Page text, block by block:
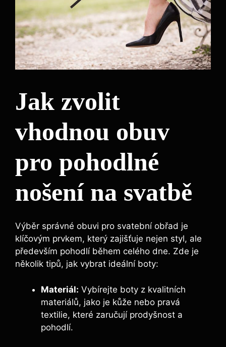
Jak zvolit
vhodnou obuv
pro ⁤pohodlné
nošení na svatbě
Výběr správné obuvi pro svatební obřad je
klíčovým prvkem, který zajišťuje nejen styl, ale
především pohodlí během celého dne. Zde je
několik tipů, jak vybrat ideální‌ boty:
Materiál: Vybírejte boty z kvalitních
⁣materiálů, jako je kůže nebo pravá
⁤textilie, které zaručují prodyšnost a
pohodlí.